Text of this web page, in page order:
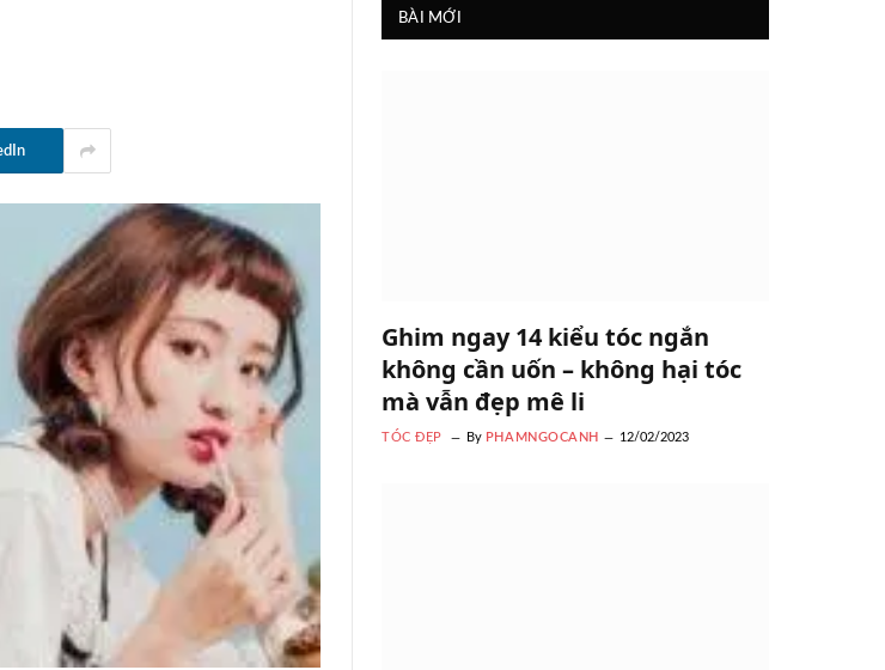
BÀI MỚI
Ghim ngay 14 kiểu tóc ngắn
không cần uốn – không hại tóc
mà vẫn đẹp mê li
TÓC ĐẸP By PHAMNGOCANH 12/02/2023